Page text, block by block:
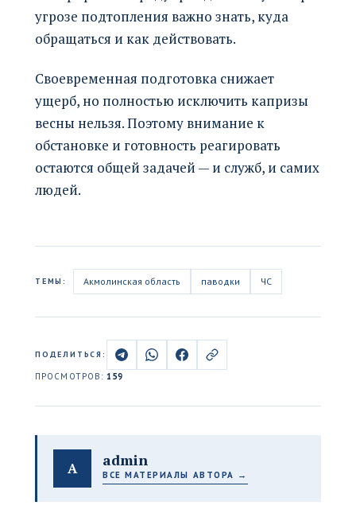
угрозе подтопления важно знать, куда
обращаться и как действовать.
Своевременная подготовка снижает
ущерб, но полностью исключить капризы
весны нельзя. Поэтому внимание к
обстановке и готовность реагировать
остаются общей задачей — и служб, и самих
людей.
ТЕМЫ: Акмолинская область паводки ЧС
ПОДЕЛИТЬСЯ:
ПРОСМОТРОВ:159
A admin
ВСЕ МАТЕРИАЛЫ АВТОРА →